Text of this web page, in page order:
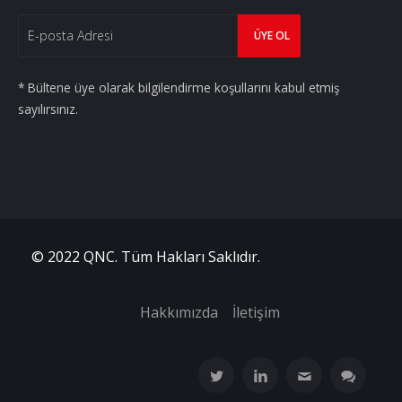
* Bültene üye olarak bilgilendirme koşullarını kabul etmiş
sayılırsınız.
© 2022 QNC. Tüm Hakları Saklıdır.
Hakkımızda İletişim